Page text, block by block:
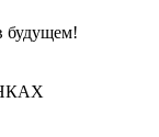
будущем!